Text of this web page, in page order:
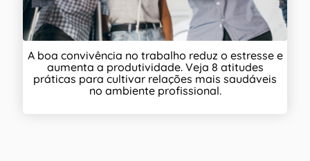
A boa convivência no trabalho reduz o estresse e
aumenta a produtividade. Veja 8 atitudes
práticas para cultivar relações mais saudáveis
no ambiente profissional.